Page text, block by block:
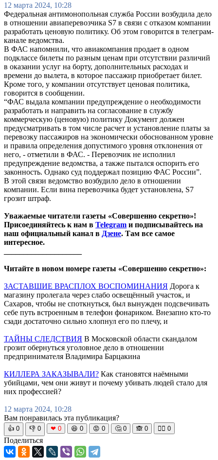
12 марта 2024, 10:28
Федеральная антимонопольная служба России возбудила дело
в отношении авиаперевозчика S7 в связи с отказом компании
разработать ценовую политику. Об этом говорится в телеграм-
канале ведомства.
В ФАС напомнили, что авиакомпания продает в одном
подклассе билеты по разным ценам при отсутствии различий
в оказании услуг на борту, дополнительных расходах и
времени до вылета, в которое пассажир приобретает билет.
Кроме того, у компании отсутствует ценовая политика,
говорится в сообщении.
“ФАС выдала компании предупреждение о необходимости
разработать и направить на согласование в службу
коммерческую (ценовую) политику Документ должен
предусматривать в том числе расчет и установление платы за
перевозку пассажиров на экономически обоснованном уровне
и правила определения допустимого уровня отклонения от
него, - отметили в ФАС. - Перевозчик не исполнил
предупреждение ведомства, а также пытался оспорить его
законность. Однако суд поддержал позицию ФАС России”.
В этой связи ведомство возбудило дело в отношении
компании. Если вина перевозчика будет установлена, S7
грозит штраф.
Уважаемые читатели газеты «Совершенно секретно»!
Присоединяйтесь к нам в Telegram и подписывайтесь на
наш официальный канал в Дзене. Там все самое
интересное.
Читайте в новом номере газеты «Совершенно секретно»:
ЗАСТАВШИЕ ВРАСПЛОХ ВОСПОМИНАНИЯ Дорога к
магазину пролегала через слабо освещённый участок, и
Сахаров, чтобы не споткнуться, был вынужден подсвечивать
себе путь встроенным в телефон фонариком. Внезапно кто-то
сзади достаточно сильно хлопнул его по плечу, и
ТАЙНЫ СЛЕДСТВИЯ В Московской области скандалом
грозит обернуться уголовное дело в отношении
предпринимателя Владимира Барцакина
КИЛЛЕРА ЗАКАЗЫВАЛИ? Как становятся наёмными
убийцами, чем они живут и почему убивать людей стало для
них профессией?
12 марта 2024, 10:28
Вам понравилась эта публикация?
👍 0 👎 0 ❤ 0 😆 0 😡 0 🤔 0 🙈 0 🧘‍♀️ 0
Поделиться